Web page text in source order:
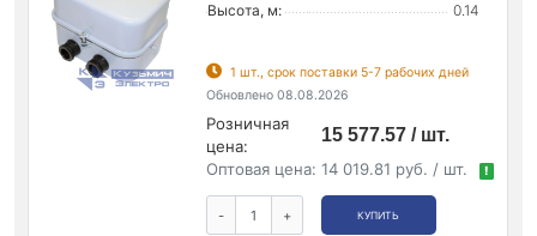
Высота, м:
0.14
1 шт., срок поставки 5-7 рабочих дней
Обновлено 08.08.2026
Розничная
цена:
15 577.57 / шт.
Оптовая цена: 14 019.81 руб. / шт. !
- + КУПИТЬ